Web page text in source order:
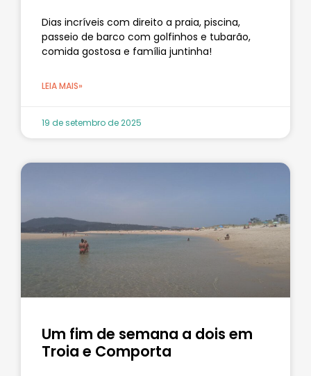
Dias incríveis com direito a praia, piscina,
passeio de barco com golfinhos e tubarão,
comida gostosa e família juntinha!
LEIA MAIS»
19 de setembro de 2025
Um fim de semana a dois em
Troia e Comporta